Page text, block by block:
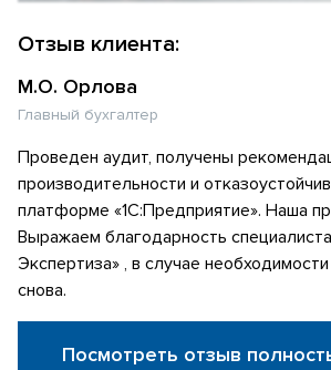
Отзыв клиента:
М.О. Орлова
Главный бухгалтер
Проведен аудит, получены
производительности и
платформе «1С:Предприятие». Наша
Выражаем благодарность
Экспертиза» , в случае
снова.
Посмотреть отзыв